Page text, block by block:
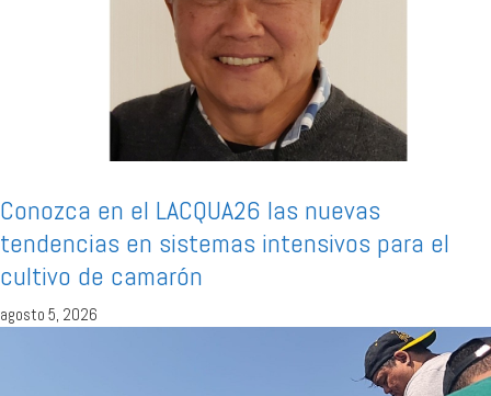
Conozca en el LACQUA26 las nuevas
tendencias en sistemas intensivos para el
cultivo de camarón
agosto 5, 2026